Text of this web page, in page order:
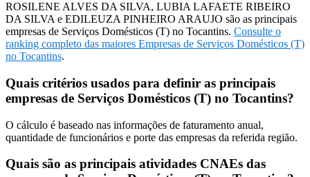
ROSILENE ALVES DA SILVA, LUBIA LAFAETE RIBEIRO
DA SILVA e EDILEUZA PINHEIRO ARAUJO são as principais
empresas de Serviços Domésticos (T) no Tocantins. Consulte o
ranking completo das maiores Empresas de Serviços Domésticos (T)
no Tocantins.
Quais critérios usados para definir as principais
empresas de Serviços Domésticos (T) no Tocantins?
O cálculo é baseado nas informações de faturamento anual,
quantidade de funcionários e porte das empresas da referida região.
Quais são as principais atividades CNAEs das